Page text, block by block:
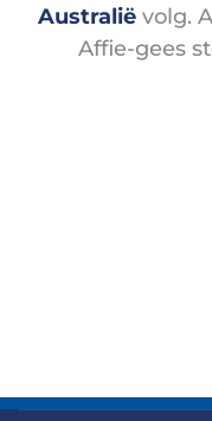
Australië volg.
Affie-gees